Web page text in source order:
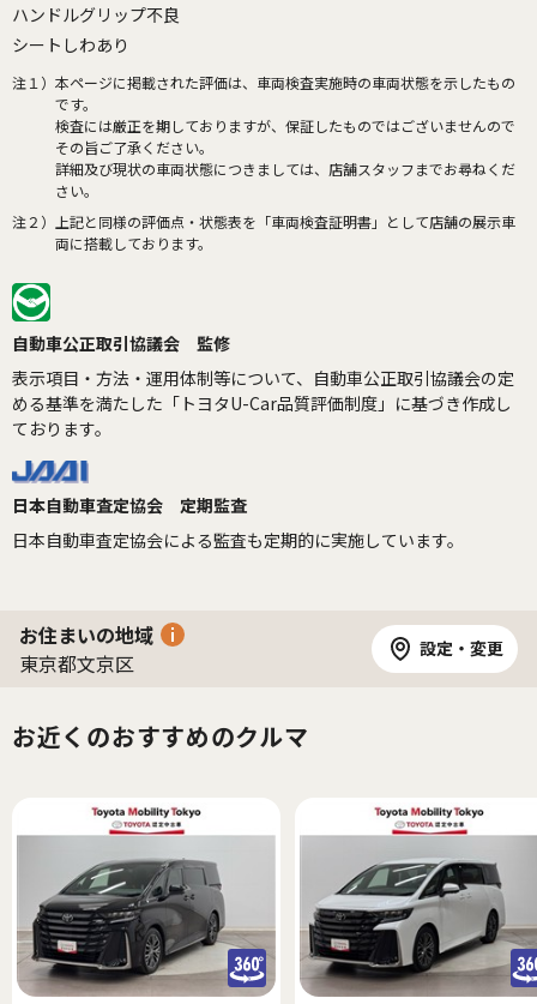
ハンドルグリップ不良
シートしわあり
注１） 本ページに掲載された評価は、車両検査実施時の車両状態を示したもの
です。
検査には厳正を期しておりますが、保証したものではございませんので
その旨ご了承ください。
詳細及び現状の車両状態につきましては、店舗スタッフまでお尋ねくだ
さい。
注２）
上記と同様の評価点・状態表を「車両検査証明書」として店舗の展示車
両に搭載しております。
自動車公正取引協議会 監修
表示項目・方法・運用体制等について、自動車公正取引協議会の定
める基準を満たした「トヨタU-Car品質評価制度」に基づき作成し
ております。
日本自動車査定協会 定期監査
日本自動車査定協会による監査も定期的に実施しています。
お住まいの地域
東京都文京区
設定・変更
お近くのおすすめのクルマ